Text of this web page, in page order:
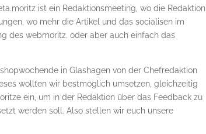
ist ein Redaktionsmeeting, wo die Redaktion
wo mehr die Artikel und das socialisen im
des webmoritz. oder aber auch einfach das
in Glashagen von der Chefredaktion
wollten wir bestmöglich umsetzen, gleichzeitig
ein, um in der Redaktion über das Feedback zu
werden soll. Also stellen wir euch unsere